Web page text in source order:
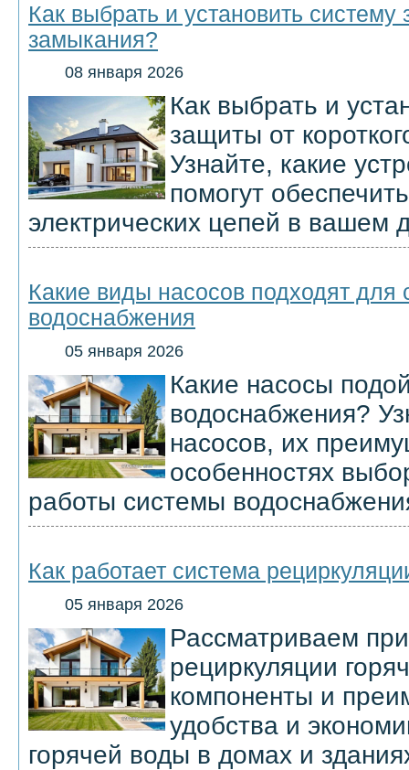
Как выбрать и установить систему
замыкания?
08 января 2026
Как выбрать и
защиты от
Узнайте, какие
помогут
электрических цепей в вашем
Какие виды насосов подходят для
водоснабжения
05 января 2026
Какие насосы
водоснабжения?
насосов, их
особенностях
работы системы
Как работает система
05 января 2026
Рассматриваем
рециркуляции
компоненты и
удобства и
горячей воды в домах и